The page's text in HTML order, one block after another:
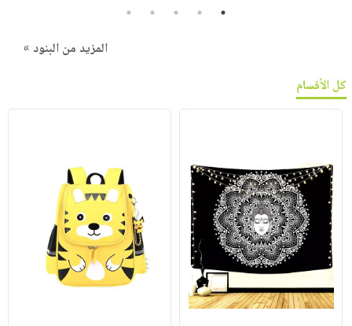
1
2
3
4
5
المزيد من البنود »
كل الأقسام